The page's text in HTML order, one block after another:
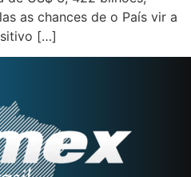
as chances de o País vir a
[…]